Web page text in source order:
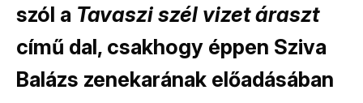
szól a Tavaszi szél vizet áraszt
című dal, csakhogy éppen Sziva
Balázs zenekarának előadásában